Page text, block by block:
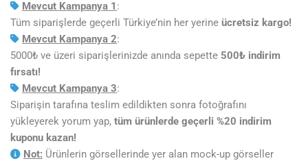
Mevcut Kampanya 1 :
Tüm siparişlerde geçerli Türkiye’nin her yerine ücretsiz kargo!
Mevcut Kampanya 2:
5000₺ ve üzeri siparişlerinizde anında sepette 500₺ indirim
fırsatı!
Mevcut Kampanya 3:
Siparişin tarafına teslim edildikten sonra fotoğrafını
yükleyerek yorum yap, tüm ürünlerde geçerli %20 indirim
kuponu kazan!
Not: Ürünlerin görsellerinde yer alan mock-up görseller